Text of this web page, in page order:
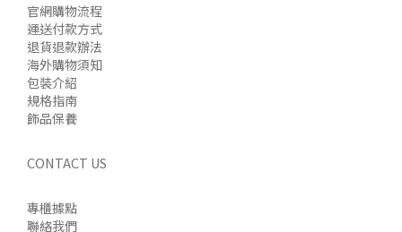
官網購物流程
運送付款方式
退貨退款辦法
海外購物須知
包裝介紹
規格指南
飾品保養
CONTACT US
專櫃據點
聯絡我們